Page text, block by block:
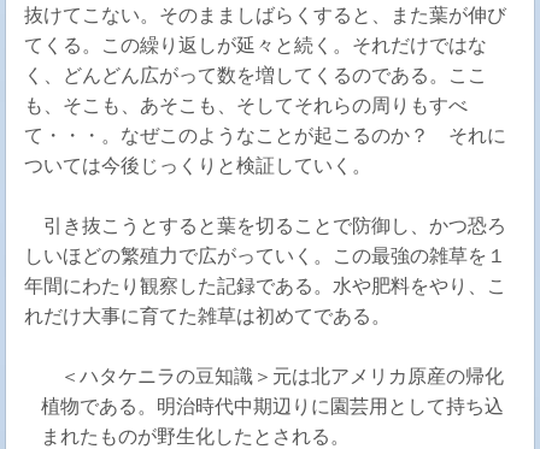
抜けてこない。そのまましばらくすると、また葉が伸び
てくる。この繰り返しが延々と続く。それだけではな
く、どんどん広がって数を増してくるのである。ここ
も、そこも、あそこも、そしてそれらの周りもすべ
て・・・。なぜこのようなことが起こるのか？ それに
ついては今後じっくりと検証していく。
引き抜こうとすると葉を切ることで防御し、かつ恐ろ
しいほどの繁殖力で広がっていく。この最強の雑草を１
年間にわたり観察した記録である。水や肥料をやり、こ
れだけ大事に育てた雑草は初めてである。
＜ハタケニラの豆知識＞元は北アメリカ原産の帰化
植物である。明治時代中期辺りに園芸用として持ち込
まれたものが野生化したとされる。